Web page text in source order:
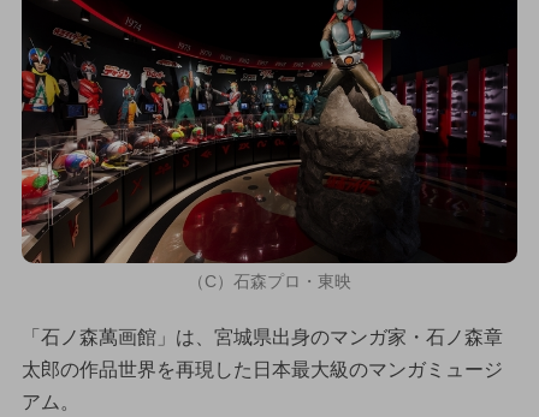
（C）石森プロ・東映
「石ノ森萬画館」は、宮城県出身のマンガ家・石ノ森章
太郎の作品世界を再現した日本最大級のマンガミュージ
アム。